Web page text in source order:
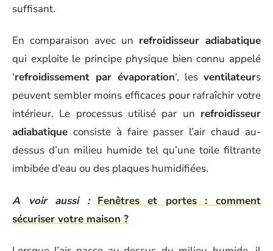
suffisant.
En comparaison avec un refroidisseur adiabatique
qui exploite le principe physique bien connu appelé
‘refroidissement par évaporation‘, les ventilateurs
peuvent sembler moins efficaces pour rafraîchir votre
intérieur. Le processus utilisé par un refroidisseur
adiabatique consiste à faire passer l’air chaud au-
dessus d’un milieu humide tel qu’une toile filtrante
imbibée d’eau ou des plaques humidifiées.
A voir aussi :
Fenêtres et portes : comment
sécuriser votre maison ?